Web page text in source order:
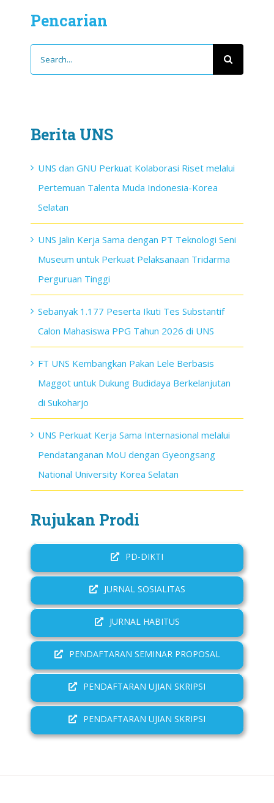
Pencarian
for:
Berita UNS
UNS dan GNU Perkuat Kolaborasi Riset melalui
Pertemuan Talenta Muda Indonesia-Korea
Selatan
UNS Jalin Kerja Sama dengan PT Teknologi Seni
Museum untuk Perkuat Pelaksanaan Tridarma
Perguruan Tinggi
Sebanyak 1.177 Peserta Ikuti Tes Substantif
Calon Mahasiswa PPG Tahun 2026 di UNS
FT UNS Kembangkan Pakan Lele Berbasis
Maggot untuk Dukung Budidaya Berkelanjutan
di Sukoharjo
UNS Perkuat Kerja Sama Internasional melalui
Pendatanganan MoU dengan Gyeongsang
National University Korea Selatan
Rujukan Prodi
PD-DIKTI
JURNAL SOSIALITAS
JURNAL HABITUS
PENDAFTARAN SEMINAR PROPOSAL
PENDAFTARAN UJIAN SKRIPSI
PENDAFTARAN UJIAN SKRIPSI